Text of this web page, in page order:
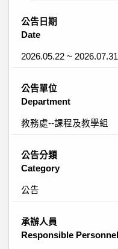
公告日期
Date
2026.05.22 ~ 2026.07.31
公告單位
Department
教務處--課程及教學組
公告分類
Category
公告
承辦人員
Responsible Personnel